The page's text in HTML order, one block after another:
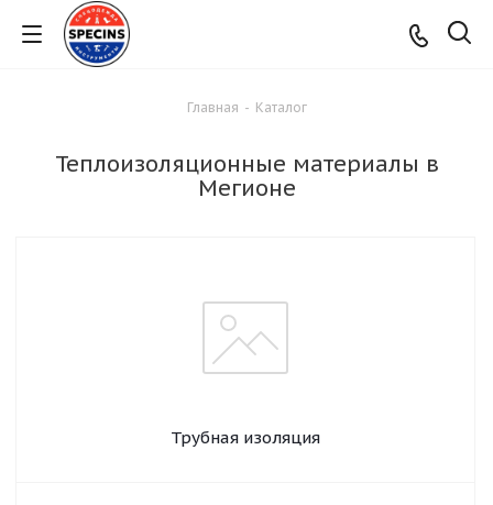
Главная - Каталог
Теплоизоляционные материалы в
Мегионе
Трубная изоляция